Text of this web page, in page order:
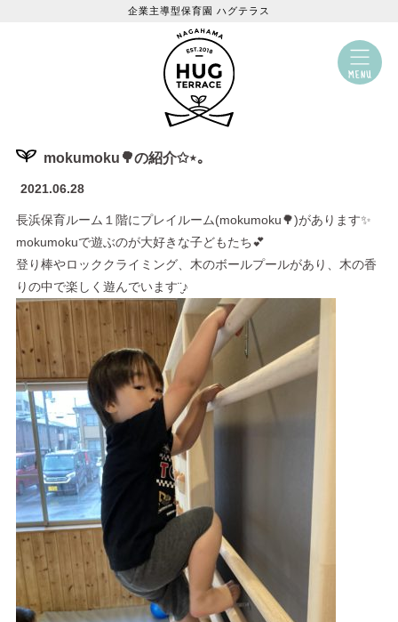
企業主導型保育園 ハグテラス
mokumoku🌳の紹介✩⋆｡
2021.06.28
長浜保育ルーム１階にプレイルーム(mokumoku🌳)があります✨
mokumokuで遊ぶのが大好きな子どもたち💕
登り棒やロッククライミング、木のボールプールがあり、木の香
りの中で楽しく遊んでいます¨̮♪